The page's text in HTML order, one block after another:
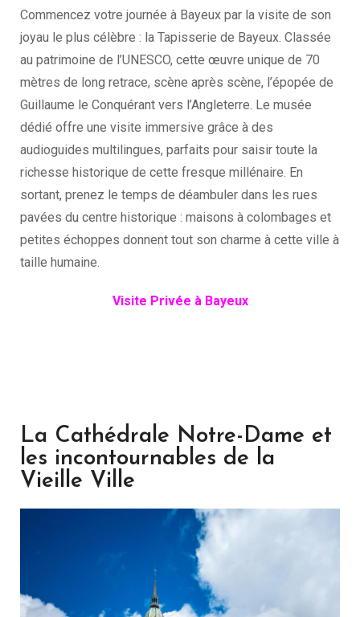
Commencez votre journée à Bayeux par la visite de son
joyau le plus célèbre : la Tapisserie de Bayeux. Classée
au patrimoine de l’UNESCO, cette œuvre unique de 70
mètres de long retrace, scène après scène, l’épopée de
Guillaume le Conquérant vers l’Angleterre. Le musée
dédié offre une visite immersive grâce à des
audioguides multilingues, parfaits pour saisir toute la
richesse historique de cette fresque millénaire. En
sortant, prenez le temps de déambuler dans les rues
pavées du centre historique : maisons à colombages et
petites échoppes donnent tout son charme à cette ville à
taille humaine.
Visite Privée à Bayeux
La Cathédrale Notre-Dame et
les incontournables de la
Vieille Ville